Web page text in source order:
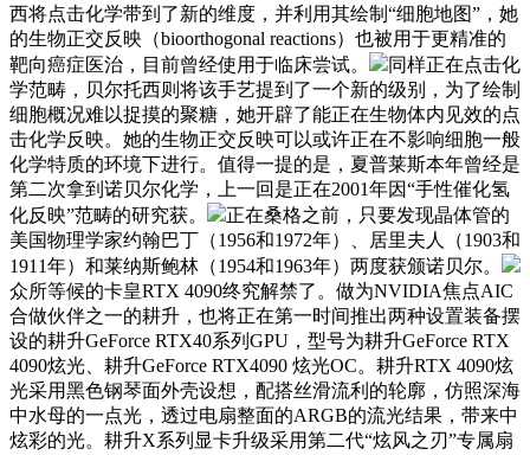
西将点击化学带到了新的维度，并利用其绘制“细胞地图”，她
的生物正交反映（bioorthogonal reactions）也被用于更精准的
靶向癌症医治，目前曾经使用于临床尝试。
同样正在点击化
学范畴，贝尔托西则将该手艺提到了一个新的级别，为了绘制
细胞概况难以捉摸的聚糖，她开辟了能正在生物体内见效的点
击化学反映。她的生物正交反映可以或许正在不影响细胞一般
化学特质的环境下进行。值得一提的是，夏普莱斯本年曾经是
第二次拿到诺贝尔化学，上一回是正在2001年因“手性催化氢
化反映”范畴的研究获。
正在桑格之前，只要发现晶体管的
美国物理学家约翰巴丁（1956和1972年）、居里夫人（1903和
1911年）和莱纳斯鲍林（1954和1963年）两度获颁诺贝尔。
众所等候的卡皇RTX 4090终究解禁了。做为NVIDIA焦点AIC
合做伙伴之一的耕升，也将正在第一时间推出两种设置装备摆
设的耕升GeForce RTX40系列GPU，型号为耕升GeForce RTX
4090炫光、耕升GeForce RTX4090 炫光OC。耕升RTX 4090炫
光采用黑色钢琴面外壳设想，配搭丝滑流利的轮廓，仿照深海
中水母的一点光，透过电扇整面的ARGB的流光结果，带来中
炫彩的光。耕升X系列显卡升级采用第二代“炫风之刃”专属扇